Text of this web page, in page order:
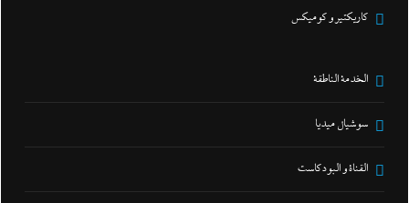
كاريكتير و كوميكس
الخدمة الناطقة
سوشيال ميديا
القناة و البودكاست